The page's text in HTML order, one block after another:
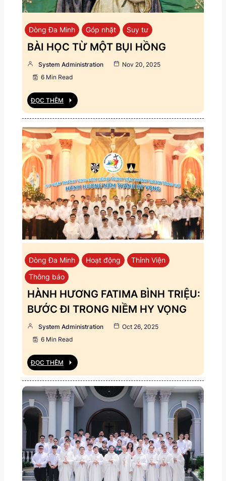
Dòng Đa Minh Góp nhặt Suy tư
BÀI HỌC TỪ MỘT BỤI HỒNG
System Administration
Nov 20, 2025
6 Min Read
ĐỌC THÊM
Dòng Đa Minh Hoạt động
Thỉnh Viện
Thông báo
HÀNH HƯƠNG FATIMA BÌNH TRIỆU:
BƯỚC ĐI TRONG NIỀM HY VỌNG
System Administration
Oct 26, 2025
6 Min Read
ĐỌC THÊM